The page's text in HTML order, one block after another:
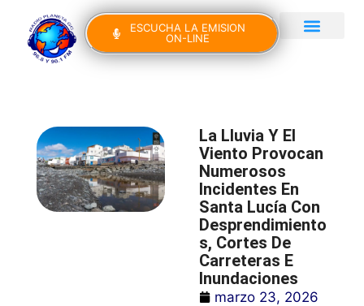
ESCUCHA LA EMISION
ON-LINE
La Lluvia Y El
Viento Provocan
Numerosos
Incidentes En
Santa Lucía Con
Desprendimiento
S, Cortes De
Carreteras E
Inundaciones
marzo 23, 2026